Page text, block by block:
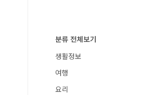
분류 전체보기
생활정보
여행
요리